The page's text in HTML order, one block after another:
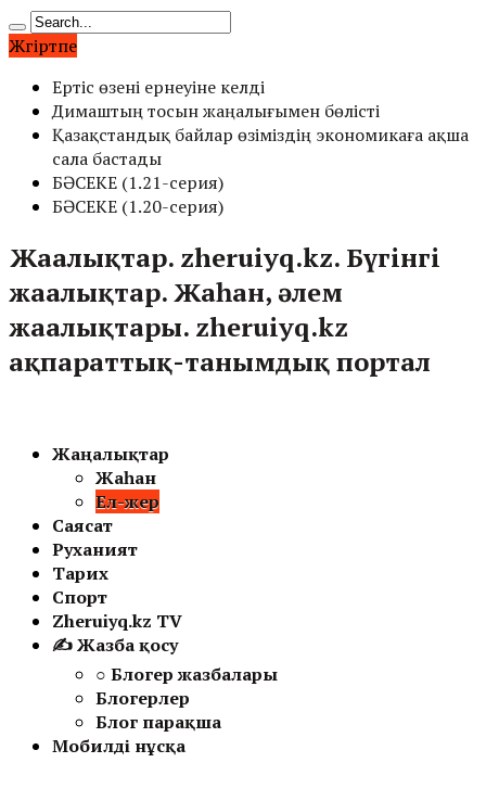
Жүгіртпе
Ертіс өзені ернеуіне келді
Димаштың тосын жаңалығымен бөлісті
Қазақстандық байлар өзіміздің экономикаға ақша
сала бастады
БӘСЕКЕ (1.21-серия)
БӘСЕКЕ (1.20-серия)
Жаңалықтар. zheruiyq.kz. Бүгінгі
жаңалықтар. Жаһан, әлем
жаңалықтары. zheruiyq.kz
ақпараттық-танымдық портал
Жаңалықтар
Жаһан
Ел-жер
Саясат
Руханият
Тарих
Спорт
Zheruiyq.kz TV
✍ Жазба қосу
○ Блогер жазбалары
Блогерлер
Блог парақша
Мобилді нұсқа